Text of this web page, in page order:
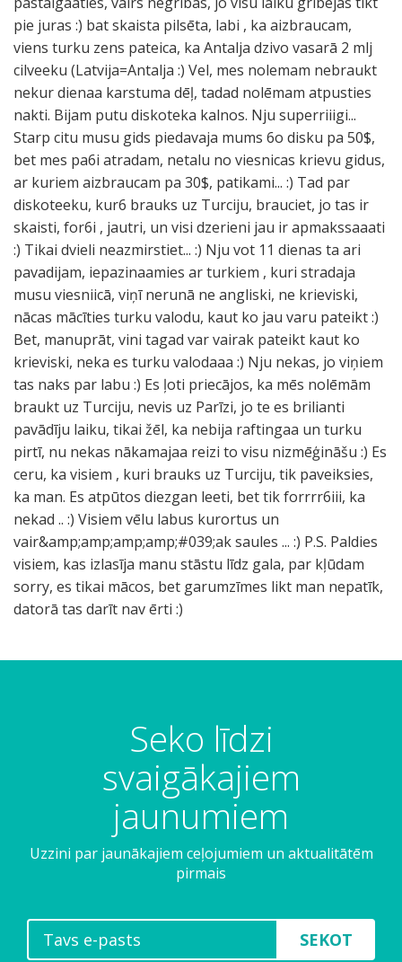
pie juras :) bat skaista pilsēta, labi , ka aizbraucam,
viens turku zens pateica, ka Antalja dzivo vasarā 2 mlj
cilveeku (Latvija=Antalja :) Vel, mes nolemam nebraukt
nekur dienaa karstuma dēļ, tadad nolēmam atpusties
nakti. Bijam putu diskoteka kalnos. Nju superriiigi...
Starp citu musu gids piedavaja mums 6o disku pa 50$,
bet mes pa6i atradam, netalu no viesnicas krievu gidus,
ar kuriem aizbraucam pa 30$, patikami... :) Tad par
diskoteeku, kur6 brauks uz Turciju, brauciet, jo tas ir
skaisti, for6i , jautri, un visi dzerieni jau ir apmakssaaati
:) Tikai dvieli neazmirstiet... :) Nju vot 11 dienas ta ari
pavadijam, iepazinaamies ar turkiem , kuri stradaja
musu viesniicā, viņī nerunā ne angliski, ne krieviski,
nācas mācīties turku valodu, kaut ko jau varu pateikt :)
Bet, manuprāt, vini tagad var vairak pateikt kaut ko
krieviski, neka es turku valodaaa :) Nju nekas, jo viņiem
tas naks par labu :) Es ļoti priecājos, ka mēs nolēmām
braukt uz Turciju, nevis uz Parīzi, jo te es brilianti
pavādīju laiku, tikai žēl, ka nebija raftingaa un turku
pirtī, nu nekas nākamajaa reizi to visu nizmēģināšu :) Es
ceru, ka visiem , kuri brauks uz Turciju, tik paveiksies,
ka man. Es atpūtos diezgan leeti, bet tik forrrr6iii, ka
nekad .. :) Visiem vēlu labus kurortus un
vair&amp;amp;amp;amp;#039;ak saules ... :) P.S. Paldies
visiem, kas izlasīja manu stāstu līdz gala, par kļūdam
sorry, es tikai mācos, bet garumzīmes likt man nepatīk,
datorā tas darīt nav ērti :)
Seko līdzi
svaigākajiem
jaunumiem
Uzzini par jaunākajiem ceļojumiem un aktualitātēm
pirmais
SEKOT